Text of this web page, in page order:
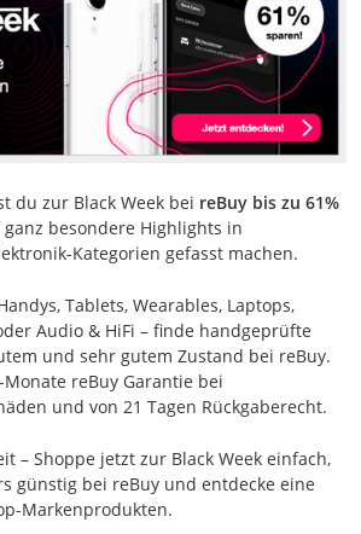
du zur Black Week bei reBuy bis zu 61%
besondere Highlights in
Kategorien gefasst machen.
Tablets, Wearables, Laptops,
Audio & HiFi – finde handgeprüfte
und sehr gutem Zustand bei reBuy.
reBuy Garantie bei
und von 21 Tagen Rückgaberecht.
– Shoppe jetzt zur Black Week einfach,
günstig bei reBuy und entdecke eine
Markenprodukten.